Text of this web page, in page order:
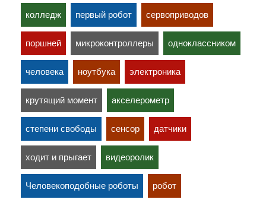
колледж первый робот сервоприводов
поршней микроконтроллеры одноклассником
человека ноутбука электроника
крутящий момент акселерометр
степени свободы сенсор датчики
ходит и прыгает видеоролик
Человекоподобные роботы робот